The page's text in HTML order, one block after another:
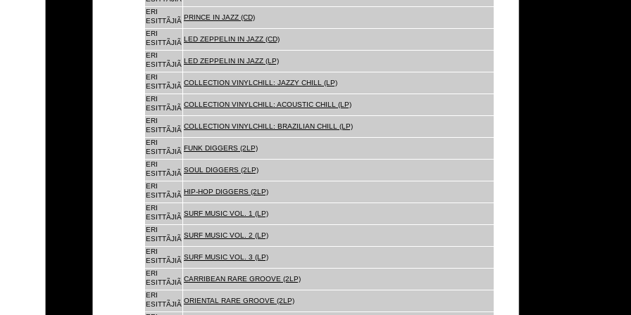
ERI
ESITTÃJIÃ PRINCE IN JAZZ (CD)
ERI
ESITTÃJIÃ LED ZEPPELIN IN JAZZ (CD)
ERI
ESITTÃJIÃ LED ZEPPELIN IN JAZZ (LP)
ERI
ESITTÃJIÃ COLLECTION VINYLCHILL: JAZZY CHILL (LP)
ERI
ESITTÃJIÃ COLLECTION VINYLCHILL: ACOUSTIC CHILL (LP)
ERI
ESITTÃJIÃ COLLECTION VINYLCHILL: BRAZILIAN CHILL (LP)
ERI
ESITTÃJIÃ FUNK DIGGERS (2LP)
ERI
ESITTÃJIÃ SOUL DIGGERS (2LP)
ERI
ESITTÃJIÃ HIP-HOP DIGGERS (2LP)
ERI
ESITTÃJIÃ SURF MUSIC VOL. 1 (LP)
ERI
ESITTÃJIÃ SURF MUSIC VOL. 2 (LP)
ERI
ESITTÃJIÃ SURF MUSIC VOL. 3 (LP)
ERI
ESITTÃJIÃ CARRIBEAN RARE GROOVE (2LP)
ERI
ESITTÃJIÃ ORIENTAL RARE GROOVE (2LP)